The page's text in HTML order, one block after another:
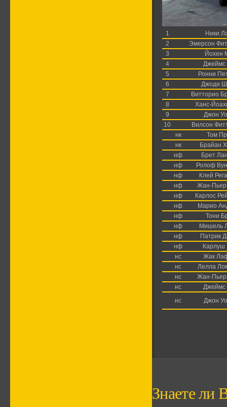
1
Ники
2
Эмерсон
3
Йохен
4
Джеймс
5
Ронни
6
Джоди
7
Витторио
8
Ханс-
9
Джон
10
Вилсон
нк
Том
нк
Брайан
нф
Брет
нф
Ролоф
нф
Клей
нф
Жан-
нф
Карлос
нф
Марио
нф
Тони
нф
Мишель
нф
Патрик
нф
Карлуш
нс
Жак
нс
Лелла
нс
Жан-
нс
Джеймс
нс
Джон
Знаете ли